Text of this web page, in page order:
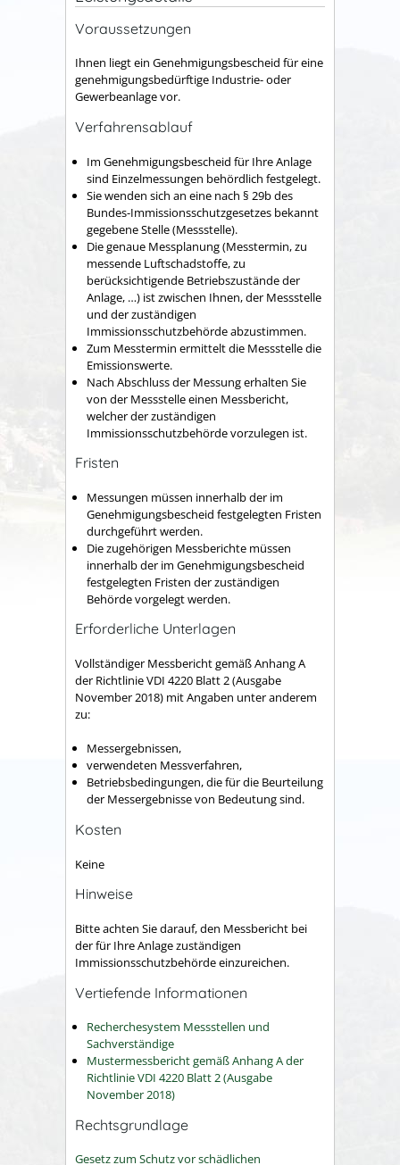
Voraussetzungen
Ihnen liegt ein Genehmigungsbescheid für eine
genehmigungsbedürftige Industrie- oder
Gewerbeanlage vor.
Verfahrensablauf
Im Genehmigungsbescheid für Ihre Anlage
sind Einzelmessungen behördlich festgelegt.
Sie wenden sich an eine nach § 29b des
Bundes-Immissionsschutzgesetzes bekannt
gegebene Stelle (Messstelle).
Die genaue Messplanung (Messtermin, zu
messende Luftschadstoffe, zu
berücksichtigende Betriebszustände der
Anlage, …) ist zwischen Ihnen, der Messstelle
und der zuständigen
Immissionsschutzbehörde abzustimmen.
Zum Messtermin ermittelt die Messstelle die
Emissionswerte.
Nach Abschluss der Messung erhalten Sie
von der Messstelle einen Messbericht,
welcher der zuständigen
Immissionsschutzbehörde vorzulegen ist.
Fristen
Messungen müssen innerhalb der im
Genehmigungsbescheid festgelegten Fristen
durchgeführt werden.
Die zugehörigen Messberichte müssen
innerhalb der im Genehmigungsbescheid
festgelegten Fristen der zuständigen
Behörde vorgelegt werden.
Erforderliche Unterlagen
Vollständiger Messbericht gemäß Anhang A
der Richtlinie VDI 4220 Blatt 2 (Ausgabe
November 2018) mit Angaben unter anderem
zu:
Messergebnissen,
verwendeten Messverfahren,
Betriebsbedingungen, die für die Beurteilung
der Messergebnisse von Bedeutung sind.
Kosten
Keine
Hinweise
Bitte achten Sie darauf, den Messbericht bei
der für Ihre Anlage zuständigen
Immissionsschutzbehörde einzureichen.
Vertiefende Informationen
Recherchesystem Messstellen und
Sachverständige
Mustermessbericht gemäß Anhang A der
Richtlinie VDI 4220 Blatt 2 (Ausgabe
November 2018)
Rechtsgrundlage
Gesetz zum Schutz vor schädlichen